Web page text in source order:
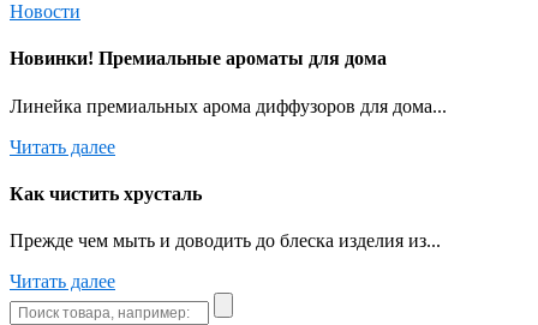
Новости
Новинки! Премиальные ароматы для дома
Линейка премиальных арома диффузоров для дома...
Читать далее
Как чистить хрусталь
Прежде чем мыть и доводить до блеска изделия из...
Читать далее